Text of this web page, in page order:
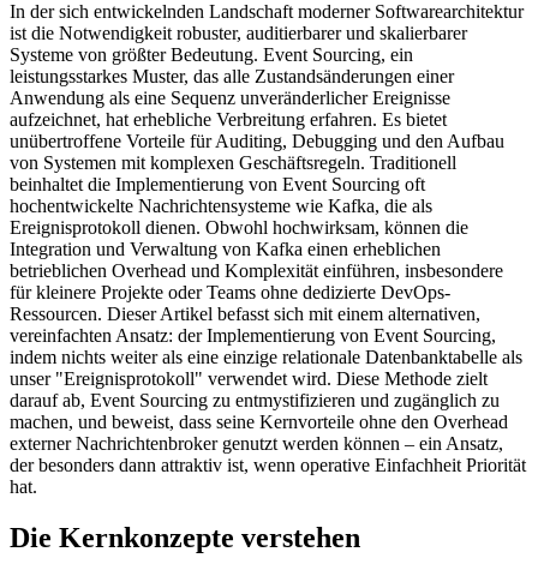
In der sich entwickelnden Landschaft moderner Softwarearchitektur
ist die Notwendigkeit robuster, auditierbarer und skalierbarer
Systeme von größter Bedeutung. Event Sourcing, ein
leistungsstarkes Muster, das alle Zustandsänderungen einer
Anwendung als eine Sequenz unveränderlicher Ereignisse
aufzeichnet, hat erhebliche Verbreitung erfahren. Es bietet
unübertroffene Vorteile für Auditing, Debugging und den Aufbau
von Systemen mit komplexen Geschäftsregeln. Traditionell
beinhaltet die Implementierung von Event Sourcing oft
hochentwickelte Nachrichtensysteme wie Kafka, die als
Ereignisprotokoll dienen. Obwohl hochwirksam, können die
Integration und Verwaltung von Kafka einen erheblichen
betrieblichen Overhead und Komplexität einführen, insbesondere
für kleinere Projekte oder Teams ohne dedizierte DevOps-
Ressourcen. Dieser Artikel befasst sich mit einem alternativen,
vereinfachten Ansatz: der Implementierung von Event Sourcing,
indem nichts weiter als eine einzige relationale Datenbanktabelle als
unser "Ereignisprotokoll" verwendet wird. Diese Methode zielt
darauf ab, Event Sourcing zu entmystifizieren und zugänglich zu
machen, und beweist, dass seine Kernvorteile ohne den Overhead
externer Nachrichtenbroker genutzt werden können – ein Ansatz,
der besonders dann attraktiv ist, wenn operative Einfachheit Priorität
hat.
Die Kernkonzepte verstehen